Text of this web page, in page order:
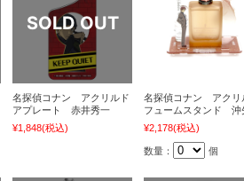
名探偵コナン アクリルド
アプレート 赤井秀一
¥1,848(税込)
名探偵コナン アクリ
フュームスタンド 沖
¥2,178(税込)
数量： 個